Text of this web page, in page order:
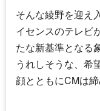
そんな綾野を迎え
イセンスのテレビ
たな新基準となる
うれしそうな、希
顔とともにCMは締